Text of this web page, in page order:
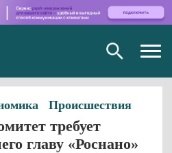
Происшествия
требует
главу «Роснано»